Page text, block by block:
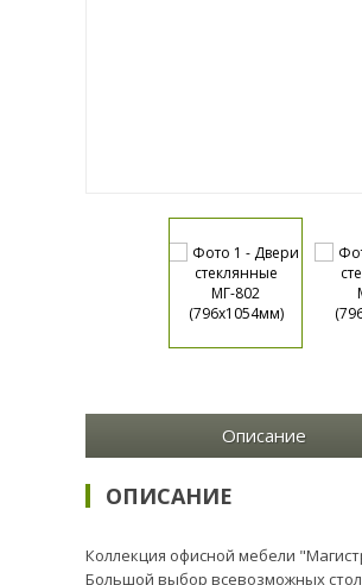
Описание
ОПИСАНИЕ
Коллекция офисной мебели
Большой выбор всевозможных